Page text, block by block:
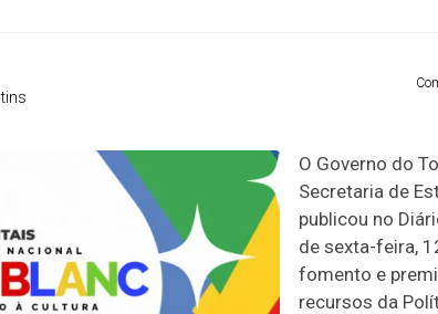
O Governo do
Secretaria de
publicou no
de sexta-feira,
fomento e
recursos da